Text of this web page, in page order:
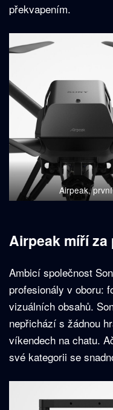
překvapením.
Airpeak,
Airpeak míří
Ambicí společnost
profesionály v oboru:
vizuálních obsahů.
nepřichází s žádnou
víkendech na chatu.
své kategorii se